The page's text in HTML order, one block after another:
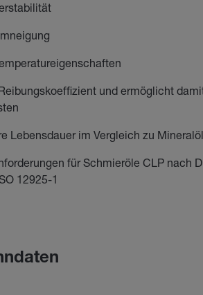
und ermöglicht
Lebensdauer im Vergleich zu Mineralöl
für Schmieröle CLP nach
12925-1